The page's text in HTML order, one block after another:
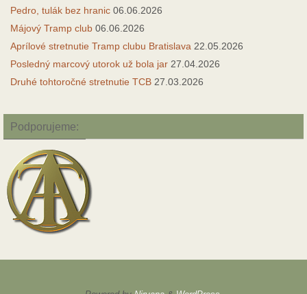
Pedro, tulák bez hranic 06.06.2026
Májový Tramp club 06.06.2026
Aprílové stretnutie Tramp clubu Bratislava 22.05.2026
Posledný marcový utorok už bola jar 27.04.2026
Druhé tohtoročné stretnutie TCB 27.03.2026
Podporujeme: